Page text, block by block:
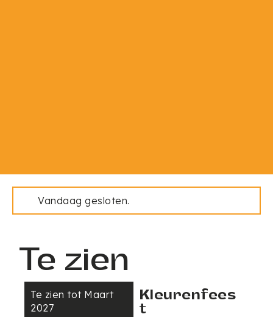
Vandaag gesloten.
Te zien
Te zien tot Maart
2027
Kleurenfees
t